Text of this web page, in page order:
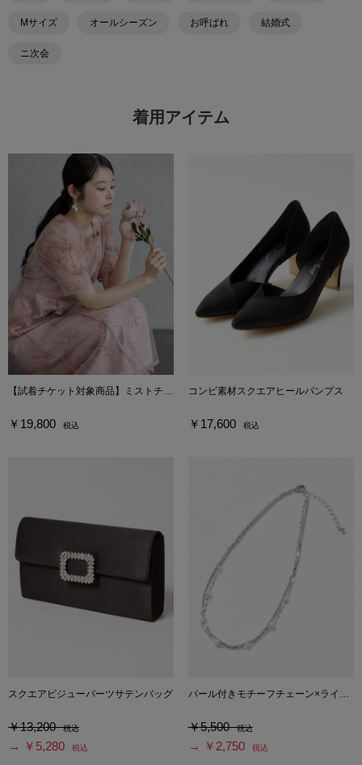
Mサイズ オールシーズン お呼ばれ 結婚式
ニ次会
着用アイテム
￥19,800 税込
コンビ素材スクエアヒールパンプス
￥17,600 税込
スクエアビジューパーツサテンバッグ
￥13,200 税込
→ ￥5,280 税込
パール付きモチーフチェーン×ラインストーンチェーン2連ネックレス
￥5,500 税込
→ ￥2,750 税込